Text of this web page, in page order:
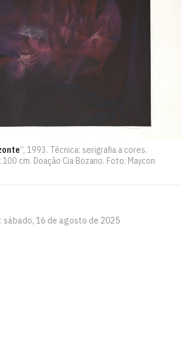
“, 1993. Técnica: serigrafia a cores.
cm. Doação Cia Bozano. Foto: Maycon
sábado, 16 de agosto de 2025